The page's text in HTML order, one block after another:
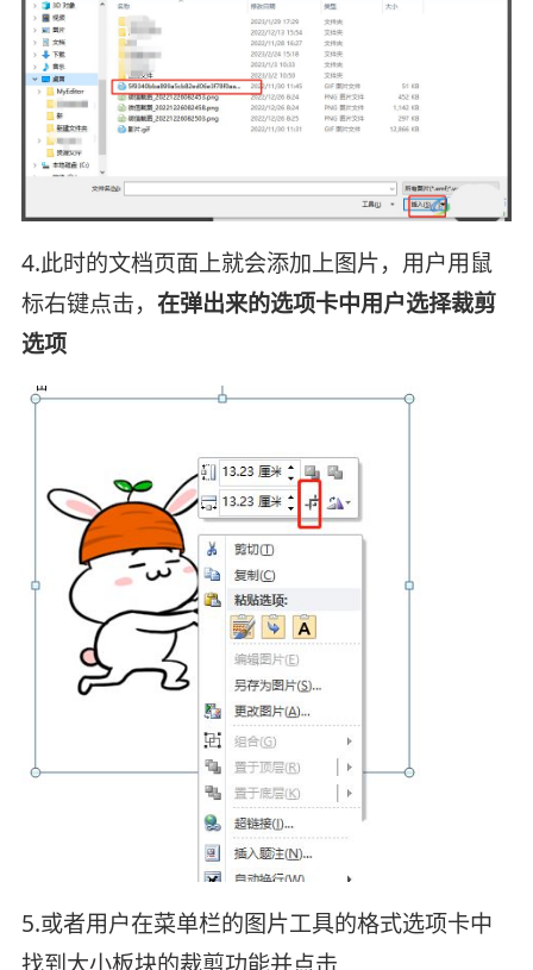
4.此时的文档页面上就会添加上图片，用户用鼠
标右键点击， 在弹出来的选项卡中用户选择裁剪
选项
5.或者用户在菜单栏的图片工具的格式选项卡中